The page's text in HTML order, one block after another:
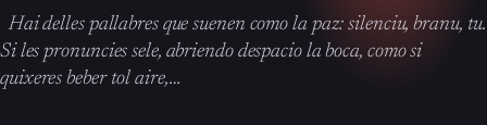
Hai delles pallabres que suenen como la paz: silenciu, branu, tu.
Si les pronuncies sele, abriendo despacio la boca, como si
quixeres beber tol aire,…